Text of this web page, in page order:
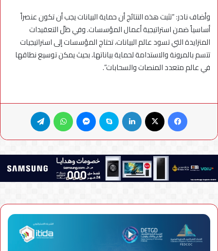
وأضاف نادر: “تثبت هذه النتائج أن حماية البيانات يجب أن تكون عنصراً
أساسياً ضمن استراتيجية أعمال المؤسسات. وفي ظلّ التعقيدات
المتزايدة التي تسود عالم البيانات، تحتاج المؤسسات إلى استراتيجيات
تتسم بالمرونة والاستدامة لحماية بياناتها، بحيث يمكن توسيع نطاقها
في عالم متعدد المنصات والسحابات”.
فيسبوك لينكدإن سكايب ماسنجر واتساب